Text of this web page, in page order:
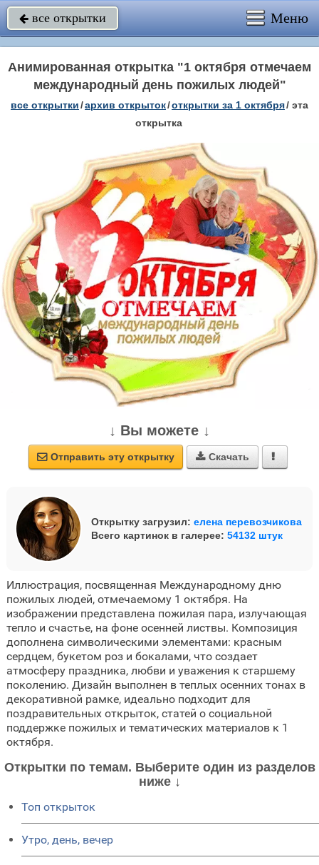
 все открытки Меню
Анимированная открытка "1 октября отмечаем
международный день пожилых людей"
все открытки/архив открыток/открытки за 1 октября/ эта
открытка
↓ Вы можете ↓
 Отправить эту открытку  Скачать 
Открытку загрузил: елена перевозчикова
Всего картинок в галерее: 54132 штук
Иллюстрация, посвященная Международному дню
пожилых людей, отмечаемому 1 октября. На
изображении представлена пожилая пара, излучающая
тепло и счастье, на фоне осенней листвы. Композиция
дополнена символическими элементами: красным
сердцем, букетом роз и бокалами, что создает
атмосферу праздника, любви и уважения к старшему
поколению. Дизайн выполнен в теплых осенних тонах в
декоративной рамке, идеально подходит для
поздравительных открыток, статей о социальной
поддержке пожилых и тематических материалов к 1
октября.
Открытки по темам. Выберите один из разделов
ниже ↓
Топ открыток
Утро, день, вечер